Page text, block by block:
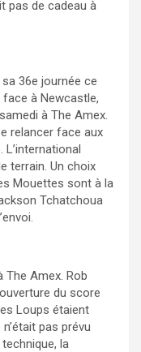
pas de cadeau à
36e journée ce
à Newcastle,
à The Amex.
relancer face aux
terrain. Un choix
Mouettes sont à la
Tchatchoua
The Amex. Rob
du score
Loups étaient
pas prévu
la